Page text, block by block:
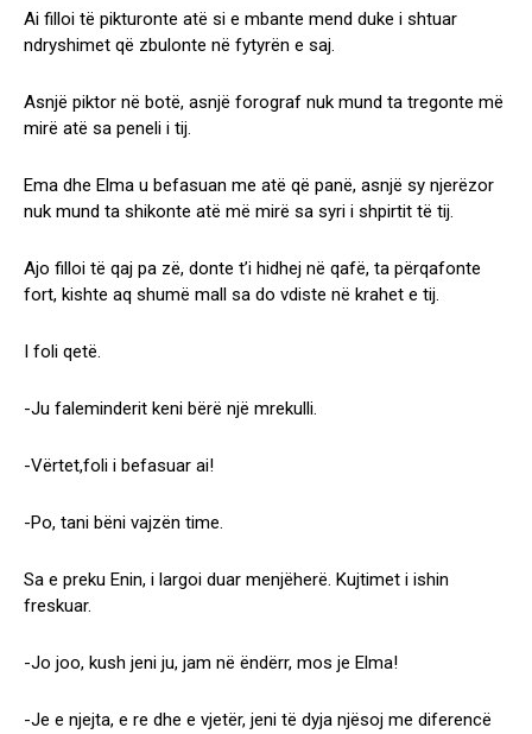
Ai filloi të pikturonte atë si e mbante mend duke i shtuar
ndryshimet që zbulonte në fytyrën e saj.
Asnjë piktor në botë, asnjë forograf nuk mund ta tregonte më
mirë atë sa peneli i tij.
Ema dhe Elma u befasuan me atë që panë, asnjë sy njerëzor
nuk mund ta shikonte atë më mirë sa syri i shpirtit të tij.
Ajo filloi të qaj pa zë, donte t’i hidhej në qafë, ta përqafonte
fort, kishte aq shumë mall sa do vdiste në krahet e tij.
I foli qetë.
-Ju faleminderit keni bërë një mrekulli.
-Vërtet,foli i befasuar ai!
-Po, tani bëni vajzën time.
Sa e preku Enin, i largoi duar menjëherë. Kujtimet i ishin
freskuar.
-Jo joo, kush jeni ju, jam në ëndërr, mos je Elma!
-Je e njejta, e re dhe e vjetër, jeni të dyja njësoj me diferencë